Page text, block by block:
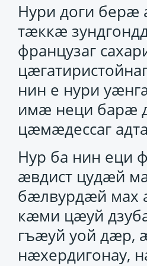
Нури доги берӕ
тӕккӕ
французаг
нин е нури
имӕ неци барӕ
цӕмӕдессаг
Нур ба нин еци
ӕвдист цудӕй
бӕлвурдӕй мах
кӕми цӕуй
гъӕуй уой дӕр,
нӕхердигонау,